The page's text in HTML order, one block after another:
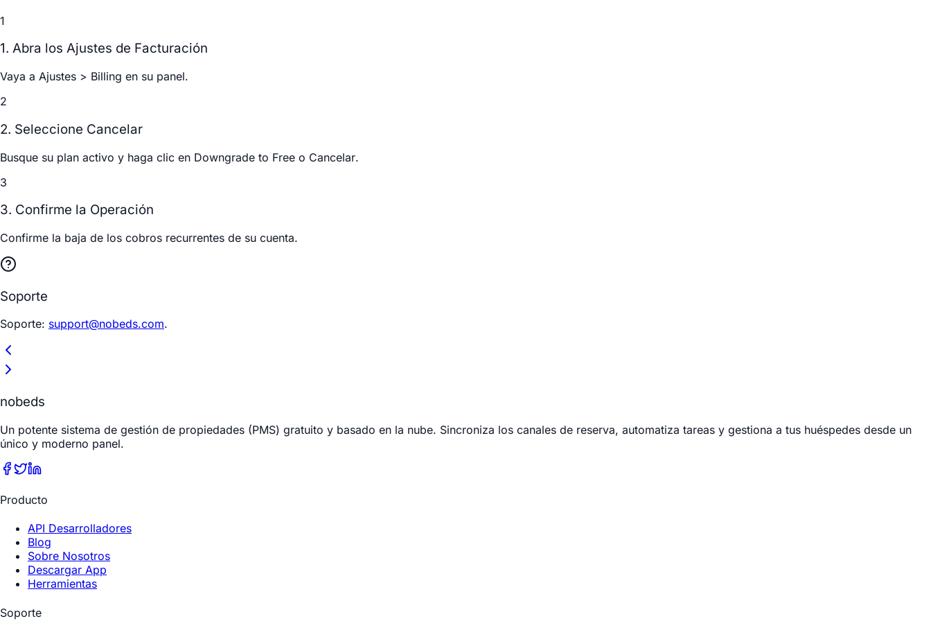
1
1. Abra los Ajustes de Facturación
Vaya a Ajustes > Billing en su panel.
2
2. Seleccione Cancelar
Busque su plan activo y haga clic en Downgrade to Free o Cancelar.
3
3. Confirme la Operación
Confirme la baja de los cobros recurrentes de su cuenta.
Soporte
Soporte: support@nobeds.com.
nobeds
Un potente sistema de gestión de propiedades (PMS) gratuito y basado en la nube. Sincroniza los canales de reserva, automatiza tareas y gestiona a tus huéspedes desde un
único y moderno panel.
Producto
API Desarrolladores
Blog
Sobre Nosotros
Descargar App
Herramientas
Soporte